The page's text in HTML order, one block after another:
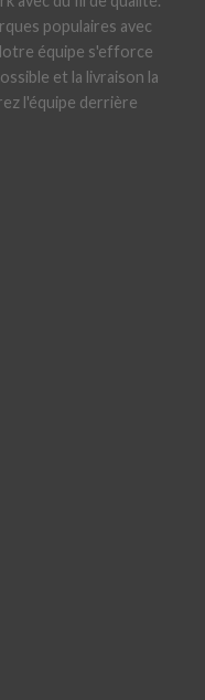
populaires avec
équipe s'efforce
et la livraison la
l'équipe derrière